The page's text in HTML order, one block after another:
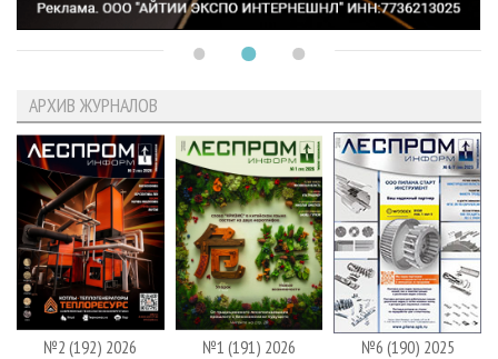
АРХИВ ЖУРНАЛОВ
№2 (192) 2026 №1 (191) 2026 №6 (190) 2025